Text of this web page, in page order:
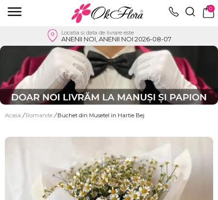
0
Locatia si data de livrare este
ANENII NOI, ANENII NOI 2026-08-07
Acasa / Romanite / Buchet din Musetel in Hartie Bej